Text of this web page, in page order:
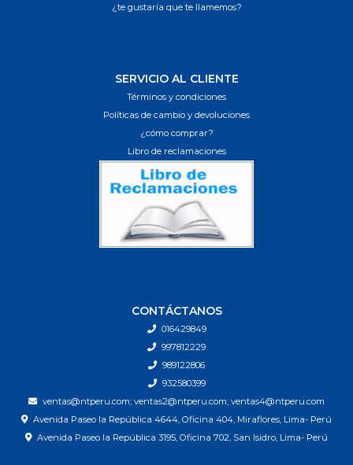
¿te gustaría que te llamemos?
SERVICIO AL CLIENTE
Términos y condiciones
Políticas de cambio y devoluciones
¿cómo comprar?
Libro de reclamaciones
CONTÁCTANOS
016429849
997812229
989122806
932580399
ventas@ntperu.com; ventas2@ntperu.com; ventas4@ntperu.com
Avenida Paseo la República 4644, Oficina 404, Miraflores, Lima- Perú
Avenida Paseo la República 3195, Oficina 702, San Isidro, Lima- Perú